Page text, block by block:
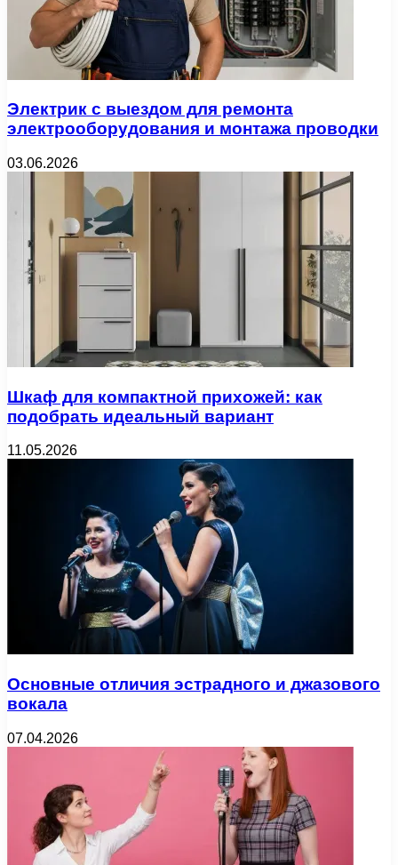
Электрик с выездом для ремонта
электрооборудования и монтажа проводки
03.06.2026
Шкаф для компактной прихожей: как
подобрать идеальный вариант
11.05.2026
Основные отличия эстрадного и джазового
вокала
07.04.2026